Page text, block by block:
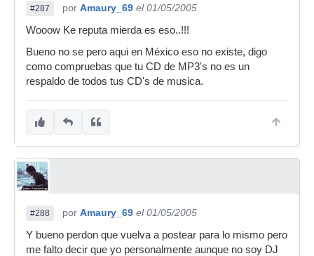
#287 por Amaury_69 el 01/05/2005
Wooow Ke reputa mierda es eso..!!!
Bueno no se pero aqui en México eso no existe, digo
como compruebas que tu CD de MP3's no es un
respaldo de todos tus CD's de musica.
#288 por Amaury_69 el 01/05/2005
Y bueno perdon que vuelva a postear para lo mismo pero
me falto decir que yo personalmente aunque no soy DJ